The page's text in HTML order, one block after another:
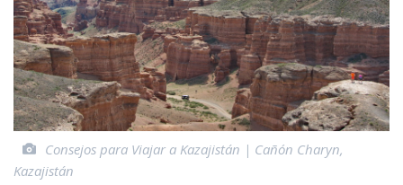
Consejos para Viajar a Kazajistán | Cañón Charyn,
Kazajistán